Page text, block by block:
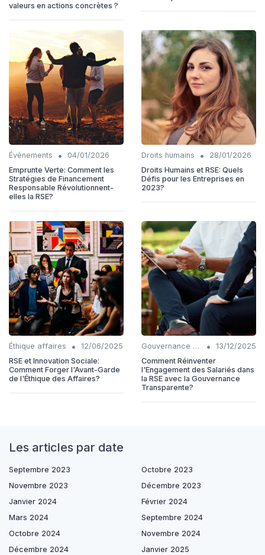
valeurs en actions concrètes ?
Évènements •
04/01/2026
Emprunte Verte: Comment les
Stratégies de Financement
Responsable Révolutionnent-
elles la RSE?
Droits humains •
28/01/2026
Droits Humains et RSE: Quels
Défis pour les Entreprises en
2023?
Éthique affaires •
12/06/2025
RSE et Innovation Sociale:
Comment Forger l'Avant-Garde
de l'Éthique des Affaires?
Gouvernance transparente •
13/12/2025
Comment Réinventer
l'Engagement des Salariés dans
la RSE avec la Gouvernance
Transparente?
Les articles par date
Septembre 2023
Octobre 2023
Novembre 2023
Décembre 2023
Janvier 2024
Février 2024
Mars 2024
Septembre 2024
Octobre 2024
Novembre 2024
Décembre 2024
Janvier 2025